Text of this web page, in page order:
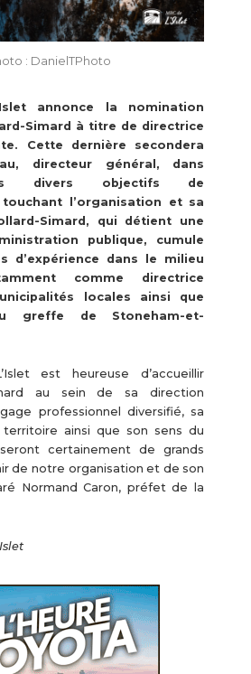
: DanielTPhoto
annonce la nomination
Simard à titre de directrice
Cette dernière secondera
directeur général, dans
divers objectifs de
touchant l’organisation et sa
Simard, qui détient une
publique, cumule
d’expérience dans le milieu
comme directrice
locales ainsi que
greffe de Stoneham-et-
est heureuse d’accueillir
au sein de sa direction
professionnel diversifié, sa
territoire ainsi que son sens du
certainement de grands
de notre organisation et de son
Normand Caron, préfet de la